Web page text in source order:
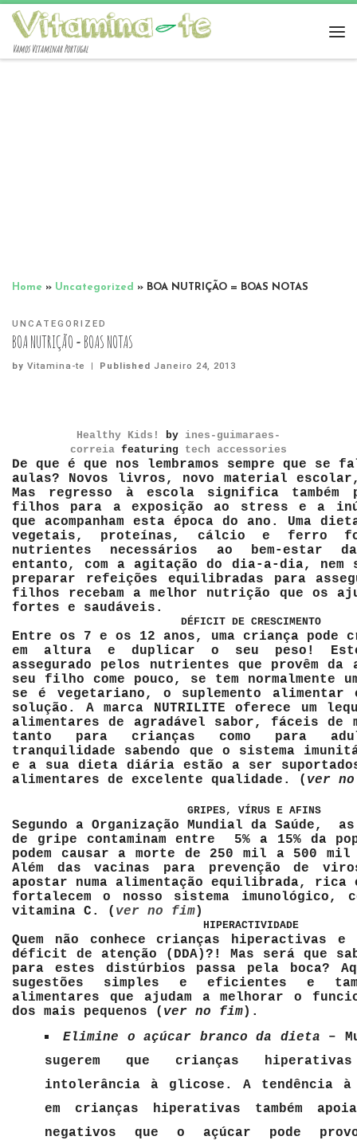
Vamos Vitaminar Portugal
Home » Uncategorized » BOA NUTRIÇÃO = BOAS NOTAS
UNCATEGORIZED
BOA NUTRIÇÃO = BOAS NOTAS
by Vitamina-te | Published Janeiro 24, 2013
Healthy Kids! by ines-guimaraes-
correia featuring tech accessories
De que é que nos lembramos sempre que se
aulas? Novos livros, novo material
Mas regresso à escola significa também
filhos para a exposição ao stresse a
que acompanham esta época do ano. Uma
vegetais, proteínas, cálcio e ferro
nutrientes necessários ao bem-estar
entanto, com a agitação do dia-a-dia, nem
preparar refeições equilibradas para
filhos recebam a melhor nutrição que os
fortes e saudáveis.
DÉFICIT DE CRESCIMENTO
Entre os 7 e os 12 anos, uma criança pode
em altura e duplicar o seu peso!
assegurado pelos nutrientes que provêm da
seu filho come pouco, se tem normalmente
se é vegetariano, o suplemento
solução. A marca NUTRILITE oferece um
alimentares de agradável sabor, fáceis de
tanto para crianças como para
tranquilidade sabendo que o sistema
e a sua dieta diária estão a ser
alimentares de excelente qualidade. ( ver
GRIPES, VÍRUS E AFINS
Segundo a Organização Mundial da Saúde,
de gripe contaminam entre 5% a 15% da
podem causar a morte de 250 mil a 500 mil
Além das vacinas para prevenção de
apostar numa alimentação equilibrada, rica
fortalecem o nosso sistema imunológico,
vitamina C. ( ver no fim)
HIPERACTIVIDADE
Quem não conhece crianças hiperactivas
déficit de atenção (DDA)?! Mas será que
para estes distúrbios passa pela boca?
sugestões simples e eficientes e
alimentares que ajudam a melhorar o
dos mais pequenos ( ver no fim).
Elimine o açúcar branco da dieta –
sugerem que crianças hiperativas
intolerância à glicose. A tendência à
em crianças hiperativas também
negativos que o açúcar pode